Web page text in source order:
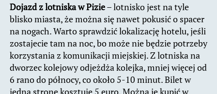
Dojazd z lotniska w Pizie– lotnisko jest na tyle
blisko miasta, że można się nawet pokusić o spacer
na nogach. Warto sprawdzić lokalizację hotelu, jeśli
zostajecie tam na noc, bo może nie będzie potrzeby
korzystania z komunikacji miejskiej. Z lotniska na
dworzec kolejowy odjeżdża kolejka, mniej więcej od
6 rano do północy, co około 5-10 minut. Bilet w
jedną stronę kosztuje 5 euro. Można je kupić w